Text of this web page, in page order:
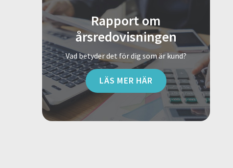
Rapport om
årsredovisningen
Vad betyder det för dig som är kund?
LÄS MER HÄR